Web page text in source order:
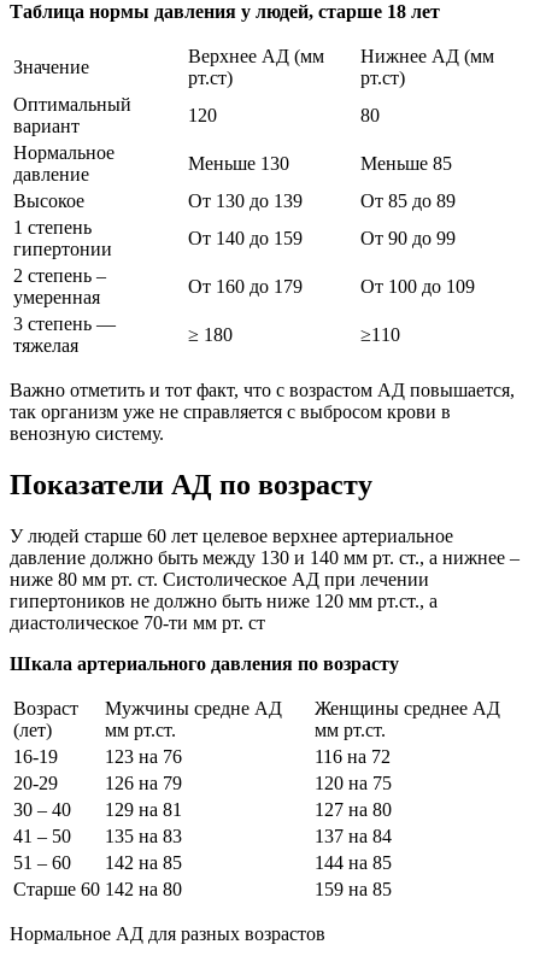
Таблица нормы давления у людей, старше 18 лет
Значение
Верхнее АД (мм
рт.ст)
Нижнее АД (мм
рт.ст)
Оптимальный
вариант
120
80
Нормальное
давление
Меньше 130
Меньше 85
Высокое
От 130 до 139
От 85 до 89
1 степень
гипертонии
От 140 до 159
От 90 до 99
2 степень –
умеренная
От 160 до 179
От 100 до 109
3 степень —
тяжелая
≥ 180 ≥110
Важно отметить и тот факт, что с возрастом АД повышается,
так организм уже не справляется с выбросом крови в
венозную систему.
Показатели АД по возрасту
У людей старше 60 лет целевое верхнее артериальное
давление должно быть между 130 и 140 мм рт. ст., а нижнее –
ниже 80 мм рт. ст. Систолическое АД при лечении
гипертоников не должно быть ниже 120 мм рт.ст., а
диастолическое 70-ти мм рт. ст
Шкала артериального давления по возрасту
Возраст
(лет)
Мужчины средне АД
мм рт.ст.
Женщины среднее АД
мм рт.ст.
16-19
123 на 76
116 на 72
20-29
126 на 79
120 на 75
30 – 40
129 на 81
127 на 80
41 – 50
135 на 83
137 на 84
51 – 60
142 на 85
144 на 85
Старше 60 142 на 80 159 на 85
Нормальное АД для разных возрастов